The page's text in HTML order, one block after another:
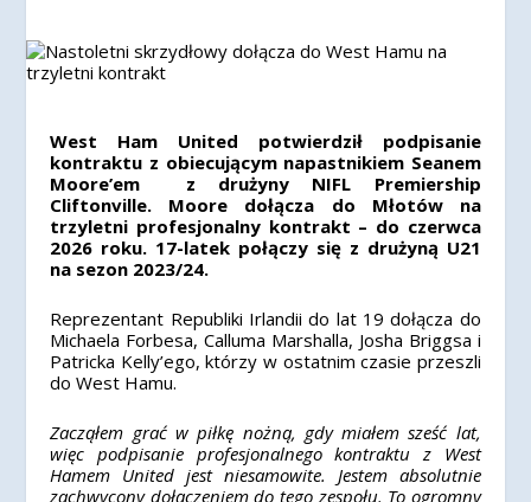
West Ham United potwierdził podpisanie
kontraktu z obiecującym napastnikiem Seanem
Moore’em z drużyny NIFL Premiership
Cliftonville. Moore dołącza do Młotów na
trzyletni profesjonalny kontrakt – do czerwca
2026 roku. 17-latek połączy się z drużyną U21
na sezon 2023/24.
Reprezentant Republiki Irlandii do lat 19 dołącza do
Michaela Forbesa, Calluma Marshalla, Josha Briggsa i
Patricka Kelly’ego, którzy w ostatnim czasie przeszli
do West Hamu.
Zacząłem grać w piłkę nożną, gdy miałem sześć lat,
więc podpisanie profesjonalnego kontraktu z West
Hamem United jest niesamowite. Jestem absolutnie
zachwycony dołączeniem do tego zespołu. To ogromny